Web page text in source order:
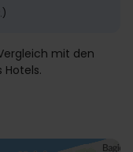
mit den